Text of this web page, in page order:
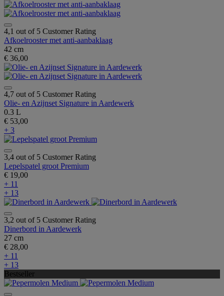
4,1 out of 5 Customer Rating
Afkoelrooster met anti-aanbaklaag
42 cm
€ 36,00
4,7 out of 5 Customer Rating
Olie- en Azijnset Signature in Aardewerk
0.3 L
€ 53,00
+ 3
3,4 out of 5 Customer Rating
Lepelspatel groot Premium
€ 19,00
+ 11
+ 13
3,2 out of 5 Customer Rating
Dinerbord in Aardewerk
27 cm
€ 28,00
+ 11
+ 13
Bestseller